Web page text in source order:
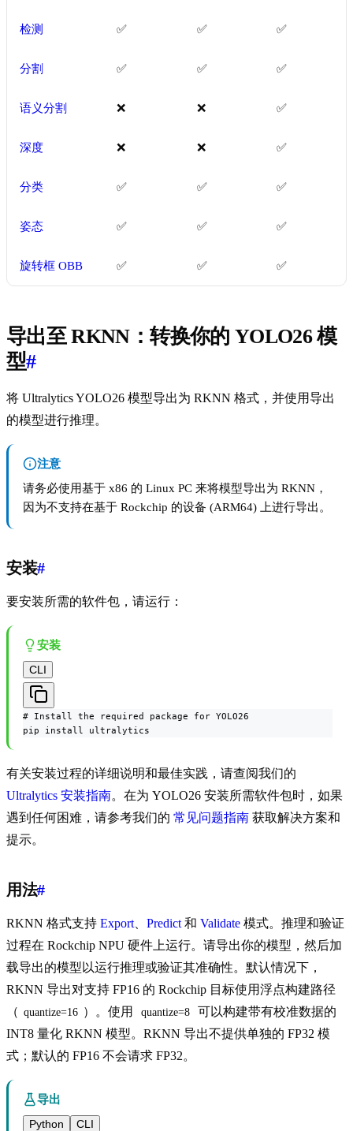
检测 ✅ ✅ ✅
分割 ✅ ✅ ✅
语义分割 ❌ ❌ ✅
深度 ❌ ❌ ✅
分类 ✅ ✅ ✅
姿态 ✅ ✅ ✅
旋转框 OBB ✅ ✅ ✅
导出至 RKNN：转换你的 YOLO26 模
型#
将 Ultralytics YOLO26 模型导出为 RKNN 格式，并使用导出
的模型进行推理。
注意
请务必使用基于 x86 的 Linux PC 来将模型导出为 RKNN，
因为不支持在基于 Rockchip 的设备 (ARM64) 上进行导出。
安装#
要安装所需的软件包，请运行：
安装
CLI
# Install the required package for YOLO26
pip install ultralytics
有关安装过程的详细说明和最佳实践，请查阅我们的
Ultralytics 安装指南。在为 YOLO26 安装所需软件包时，如果
遇到任何困难，请参考我们的 常见问题指南 获取解决方案和
提示。
用法#
RKNN 格式支持 Export Predict 和 Validate 模式。推理和验证
过程在 Rockchip NPU 硬件上运行。请导出你的模型，然后加
载导出的模型以运行推理或验证其准确性。默认情况下，
RKNN 导出对支持 FP16 的 Rockchip 目标使用浮点构建路径
（ quantize=16 ）。使用 quantize=8
可以构建带有校准数据的
INT8 量化 RKNN 模型。RKNN 导出不提供单独的 FP32 模
式；默认的 FP16 不会请求 FP32。
导出
Python
CLI